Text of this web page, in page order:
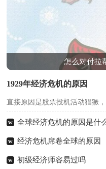
怎么对付拉
1929年经济危机的原因
直接原因是股票投机活动猖獗
w 全球经济危机的原因是什
w 经济危机席卷全球的原因
w 初级经济师容易过吗